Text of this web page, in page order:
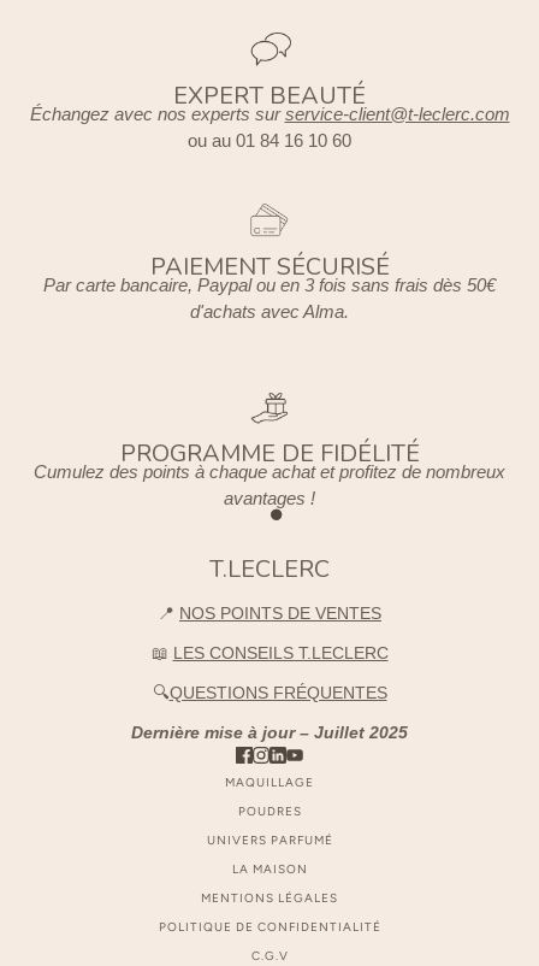
EXPERT BEAUTÉ
Échangez avec nos experts surservice-client@t-leclerc.com
ou au 01 84 16 10 60
PAIEMENT SÉCURISÉ
Par carte bancaire, Paypal ou en 3 fois sans frais dès 50€
d'achats avec Alma.
PROGRAMME DE FIDÉLITÉ
Cumulez des points à chaque achat et profitez de nombreux
avantages !
T.LECLERC
📍 NOS POINTS DE VENTES
📖 LES CONSEILS T.LECLERC
🔍QUESTIONS FRÉQUENTES
Dernière mise à jour – Juillet 2025
MAQUILLAGE
POUDRES
UNIVERS PARFUMÉ
LA MAISON
MENTIONS LÉGALES
POLITIQUE DE CONFIDENTIALITÉ
C.G.V